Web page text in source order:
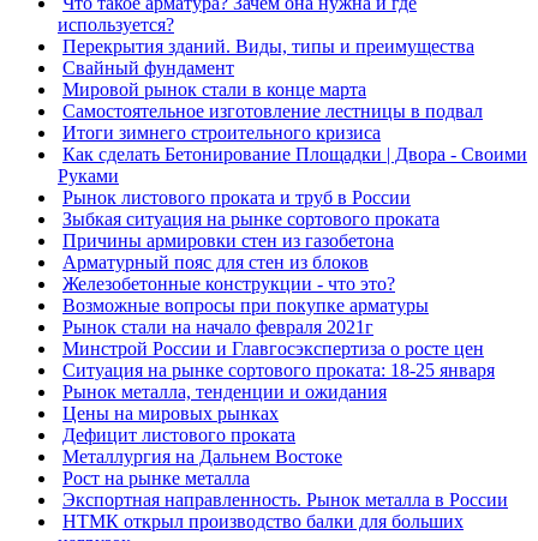
используется?
Перекрытия зданий. Виды, типы и преимущества
Свайный фундамент
Мировой рынок стали в конце марта
Самостоятельное изготовление лестницы в подвал
Итоги зимнего строительного кризиса
Как сделать Бетонирование Площадки | Двора - Своими
Руками
Рынок листового проката и труб в России
Зыбкая ситуация на рынке сортового проката
Причины армировки стен из газобетона
Арматурный пояс для стен из блоков
Железобетонные конструкции - что это?
Возможные вопросы при покупке арматуры
Рынок стали на начало февраля 2021г
Минстрой России и Главгосэкспертиза о росте цен
Ситуация на рынке сортового проката: 18-25 января
Рынок металла, тенденции и ожидания
Цены на мировых рынках
Дефицит листового проката
Металлургия на Дальнем Востоке
Рост на рынке металла
Экспортная направленность. Рынок металла в России
НТМК открыл производство балки для больших